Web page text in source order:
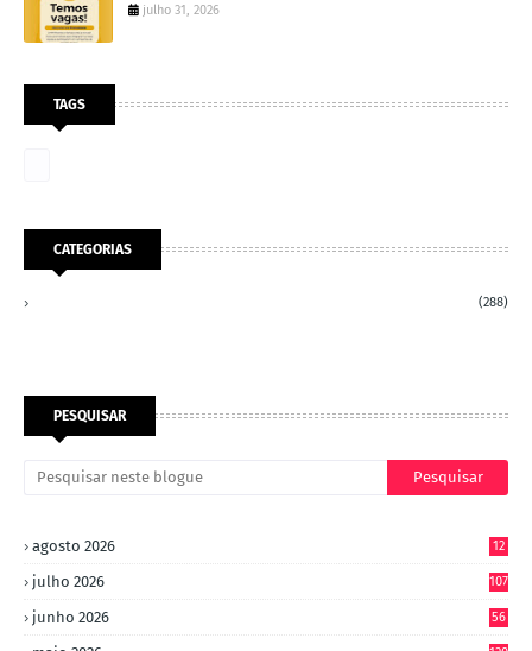
julho 31, 2026
TAGS
CATEGORIAS
(288)
PESQUISAR
agosto 2026 12
julho 2026 107
junho 2026 56